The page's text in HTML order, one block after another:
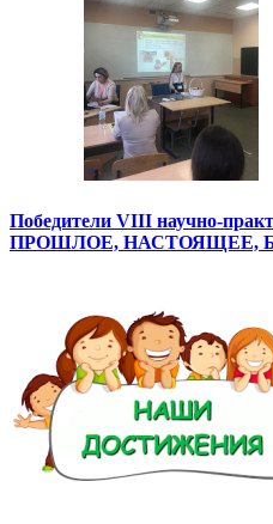
Победители VIII научно-
ПРОШЛОЕ, НАСТОЯЩЕЕ,